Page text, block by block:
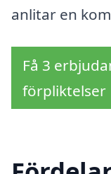
anlitar en
Få 3
förpliktelser